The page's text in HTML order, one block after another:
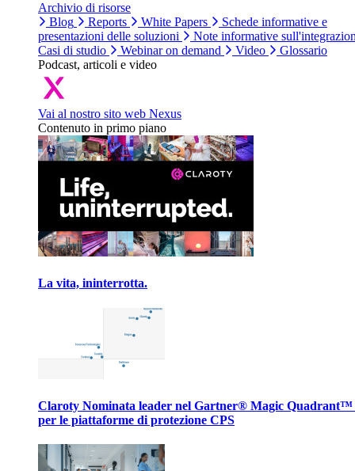
Archivio di risorse
Blog
Reports White Papers
Schede informative e
presentazioni delle soluzioni
Note informative
Casi di studio
Webinar on demand Video
Glossario
Podcast, articoli e video
Vai al nostro sito web Nexus
Contenuto in primo piano
La vita, ininterrotta.
Claroty Nominata leader nel Gartner® Magic Quadrant™
per le piattaforme di protezione CPS